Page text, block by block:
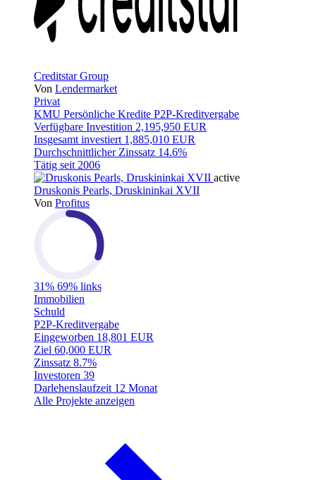
Creditstar Group
Von Lendermarket
Privat
KMU Persönliche Kredite P2P-Kreditvergabe
Verfügbare Investition 2,195,950 EUR
Insgesamt investiert 1,885,010 EUR
Durchschnittlicher Zinssatz 14.6%
Tätig seit 2006
active
Druskonis Pearls, Druskininkai XVII
Von Profitus
31% 69% links
Immobilien
Schuld
P2P-Kreditvergabe
Eingeworben 18,801 EUR
Ziel 60,000 EUR
Zinssatz 8.7%
Investoren 39
Darlehenslaufzeit 12 Monat
Alle Projekte anzeigen